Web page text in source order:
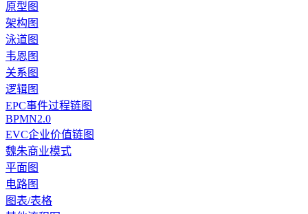
原型图
架构图
泳道图
韦恩图
关系图
逻辑图
EPC事件过程链图
BPMN2.0
EVC企业价值链图
魏朱商业模式
平面图
电路图
图表/表格